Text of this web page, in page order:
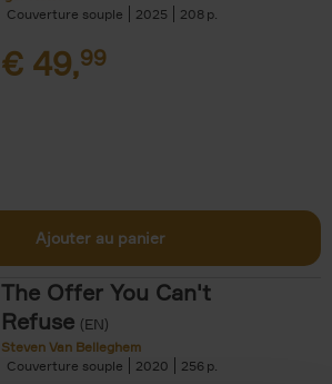
Couverture souple
2025 208
€ 49,99
Ajouter au panier
The Offer You Can't
Refuse (EN)
Steven Van Belleghem
Couverture souple
2020 256